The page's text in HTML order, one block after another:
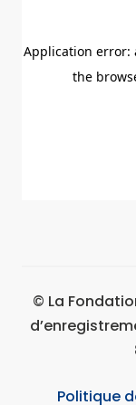
© La
Politique